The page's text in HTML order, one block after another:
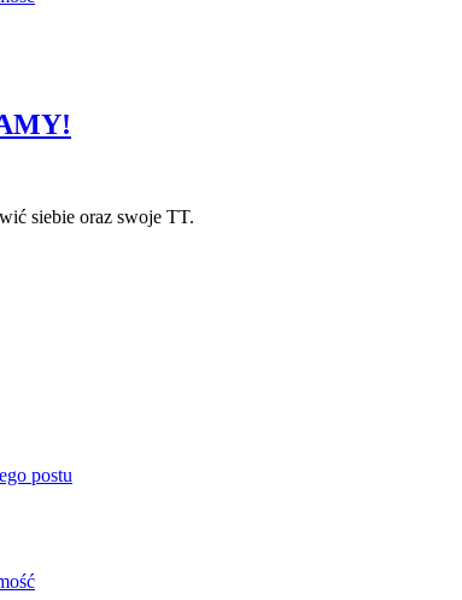
siebie oraz swoje TT.